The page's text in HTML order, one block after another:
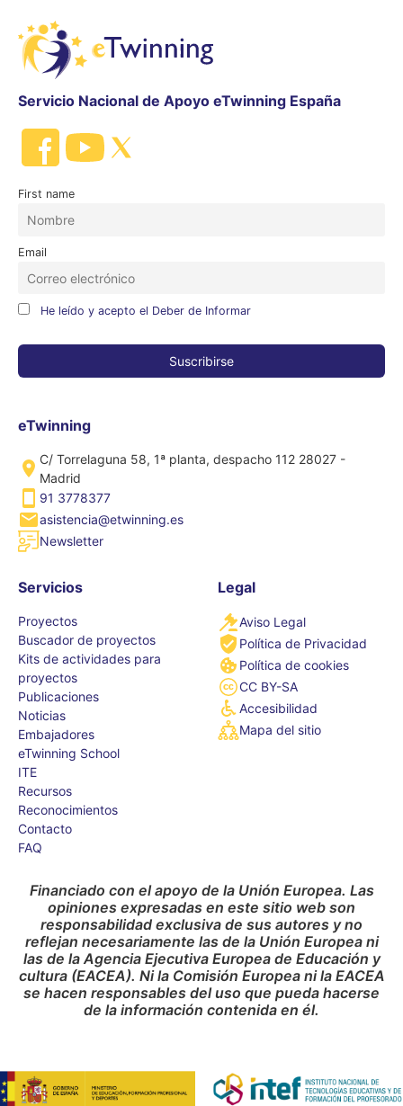
Servicio Nacional de Apoyo eTwinning España
First name
Email
He leído y acepto el Deber de Informar
eTwinning
C/ Torrelaguna 58, 1ª planta, despacho 112 28027 -
Madrid
91 3778377
asistencia@etwinning.es
Newsletter
Servicios
Proyectos
Buscador de proyectos
Kits de actividades para
proyectos
Publicaciones
Noticias
Embajadores
eTwinning School
ITE
Recursos
Reconocimientos
Contacto
FAQ
Legal
Aviso Legal
Política de Privacidad
Política de cookies
CC BY-SA
Accesibilidad
Mapa del sitio
Financiado con el apoyo de la Unión Europea. Las
opiniones expresadas en este sitio web son
responsabilidad exclusiva de sus autores y no
reflejan necesariamente las de la Unión Europea ni
las de la Agencia Ejecutiva Europea de Educación y
cultura (EACEA). Ni la Comisión Europea ni la EACEA
se hacen responsables del uso que pueda hacerse
de la información contenida en él.